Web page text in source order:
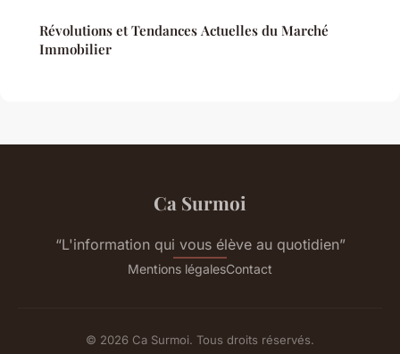
Révolutions et Tendances Actuelles du Marché
Immobilier
Ca Surmoi
“L'information qui vous élève au quotidien”
Mentions légalesContact
© 2026 Ca Surmoi. Tous droits réservés.